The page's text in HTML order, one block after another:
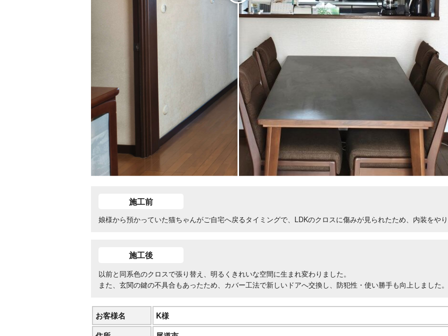
施工前
娘様から預かっていた猫ちゃんがご自宅へ戻るタイミングで、LDKのクロスに傷みが見られたため、内装をや
施工後
以前と同系色のクロスで張り替え、明るくきれいな空間に生まれ変わりました。
また、玄関の鍵の不具合もあったため、カバー工法で新しいドアへ交換し、防犯性・使い勝手も向上しました。
お客様名
K様